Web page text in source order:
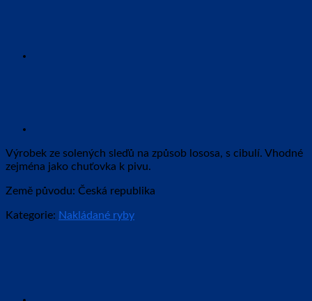
Výrobek ze solených sleďů na způsob lososa, s cibulí. Vhodné
zejména jako chuťovka k pivu.
Země původu: Česká republika
Kategorie: Nakládané ryby